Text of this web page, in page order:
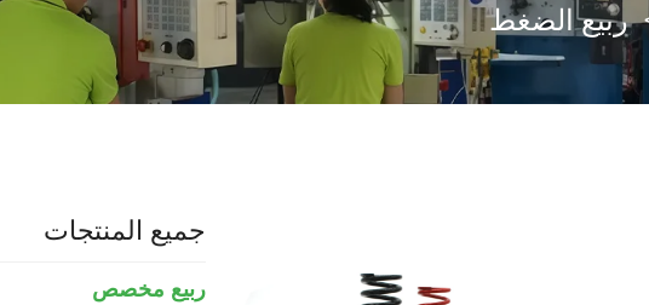
ربيع الضغط
جميع المنتجات
ربيع مخصص